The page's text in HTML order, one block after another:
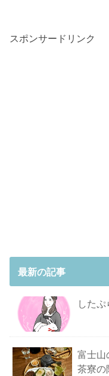
スポンサードリンク
最新の記事
したぷ
富士山
茶寮の